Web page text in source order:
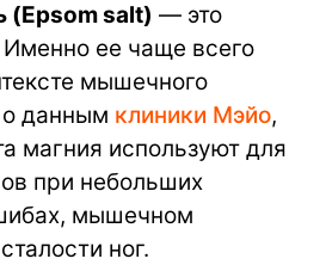
(Epsom salt) — это
ее чаще всего
мышечного
данным клиники Мэйо,
магния используют для
при небольших
мышечном
ног.